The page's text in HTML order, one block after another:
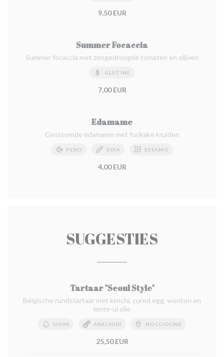
9,50 EUR
Summer Focaccia
Summer focaccia met zongedroogde tomaten en olijven
GLUTINE
7,00 EUR
Edamame
Gestoomde edamame met furikake kruiden
PESCI SOIA SESAMO
4,00 EUR
SUGGESTIES
Tartaar "Seoul Style"
Belgische rundstartaar met kimchi, cured egg, wonton en
lente-ui olie
UOVA ARACHIDI NOCCIOLINE
25,50 EUR